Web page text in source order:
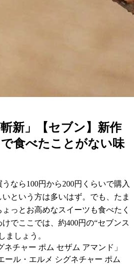
新」【セブン】新作
食べたことがない味
なら100円から200円くらいで購入
という方は多いはず。でも、たま
っとお高めなスイーツも食べたく
でここでは、約400円の“セブンス
ましょう。
ネチャー ポム セザム アマンド」
ール・エルメ シグネチャー ポム